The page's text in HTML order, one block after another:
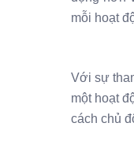
mỗi hoạt
Với sự
một hoạt
cách chủ